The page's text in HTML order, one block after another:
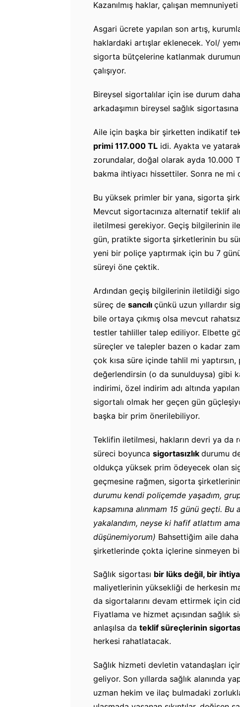
Kazanılmış haklar, çalışan
Asgari ücrete yapılan son artış,
haklardaki artışlar eklenecek. Yol/
sigorta bütçelerine katlanmak
çalışıyor.
Bireysel sigortalılar için ise durum
arkadaşımın bireysel sağlık
Aile için başka bir şirketten indikatif
primi 117.000 TL idi. Ayakta ve
zorundalar, doğal olarak ayda 10.000
bakma ihtiyacı hissettiler. Sonra ne mi
Bu yüksek primler bir yana, sigorta
Mevcut sigortacınıza alternatif teklif
iletilmesi gerekiyor. Geçiş bilgilerinin
gün, pratikte sigorta şirketlerinin bu
yeni bir poliçe yaptırmak için bu 7
süreyi öne çektik.
Ardından geçiş bilgilerinin iletildiği
süreç de sancılı çünkü uzun yıllardır
bile ortaya çıkmış olsa mevcut
testler tahliller talep ediliyor. Elbette
süreçler ve talepler bazen o kadar
çok kısa süre içinde tahlil mi yaptırsın,
değerlendirsin (o da sunulduysa) gibi
indirimi, özel indirim adı altında
sigortalı olmak her geçen gün
başka bir prim önerilebiliyor.
Teklifin iletilmesi, hakların devri ya da
süreci boyunca sigortasızlık durumu
oldukça yüksek prim ödeyecek olan
geçmesine rağmen, sigorta
durumu kendi poliçemde yaşadım,
kapsamına alınmam 15 günü geçti. Bu
yakalandım, neyse ki hafif atlattım
düşünemiyorum) Bahsettiğim aile
şirketlerinde çokta içlerine sinmeyen
Sağlık sigortası bir lüks değil, bir
maliyetlerinin yüksekliği de herkesin
da sigortalarını devam ettirmek için
Fiyatlama ve hizmet açısından sağlık
anlaşılsa da teklif süreçlerinin
herkesi rahatlatacak.
Sağlık hizmeti devletin vatandaşları
geliyor. Son yıllarda sağlık alanında
uzman hekim ve ilaç bulmadaki